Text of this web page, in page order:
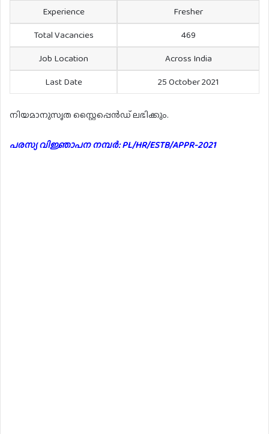
Experience
Fresher
Total Vacancies
469
Job Location
Across India
Last Date
25 October 2021
നിയമാനുസൃത സ്റ്റൈപ്പെൻഡ് ലഭിക്കും.
പരസ്യ വിജ്ഞാപന നമ്പർ: PL/HR/ESTB/APPR-2021